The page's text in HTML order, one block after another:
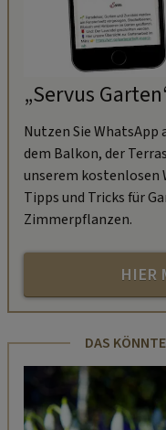
„Servus
Nutzen Sie WhatsApp
dem Balkon, der
unserem kostenlosen
Tipps und Tricks für
Zimmerpflanzen.
HIER
DAS